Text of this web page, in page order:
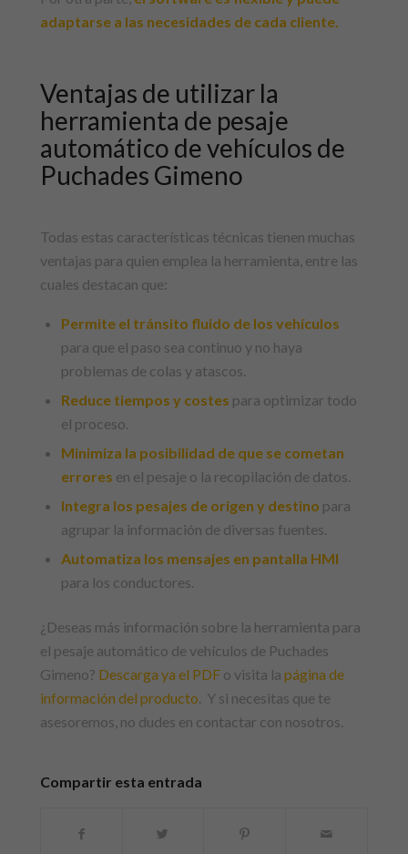
adaptarse a las necesidades de cada cliente.
Ventajas de utilizar la
herramienta de pesaje
automático de vehículos de
Puchades Gimeno
Todas estas características técnicas tienen muchas
ventajas para quien emplea la herramienta, entre las
cuales destacan que:
Permite el tránsito fluido de los vehículos
para que el paso sea continuo y no haya
problemas de colas y atascos.
Reduce tiempos y costes para optimizar todo
el proceso.
Minimiza la posibilidad de que se cometan
errores en el pesaje o la recopilación de datos.
Integra los pesajes de origen y destino para
agrupar la información de diversas fuentes.
Automatiza los mensajes en pantalla HMI
para los conductores.
¿Deseas más información sobre la herramienta para
el pesaje automático de vehículos de Puchades
Gimeno? Descarga ya el PDFo visita la página de
información del producto. Y si necesitas que te
asesoremos, no dudes en contactar con nosotros.
Compartir esta entrada